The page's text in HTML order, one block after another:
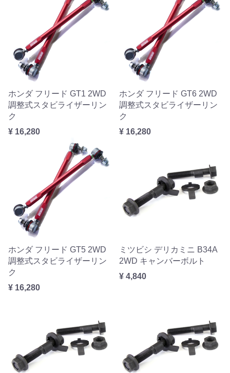
ホンダ フリード GT1 2WD
調整式スタビライザーリン
ク
¥ 16,280
ホンダ フリード GT6 2WD
調整式スタビライザーリン
ク
¥ 16,280
ホンダ フリード GT5 2WD
調整式スタビライザーリン
ク
¥ 16,280
ミツビシ デリカミニ B34A
2WD キャンバーボルト
¥ 4,840